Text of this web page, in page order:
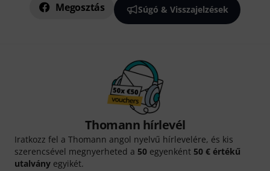
Megosztás Súgó & Visszajelzések
Thomann hírlevél
Iratkozz fel a Thomann angol nyelvű hírlevelére, és kis
szerencsével megnyerheted a 50 egyenként 50 € értékű
utalvány egyikét.